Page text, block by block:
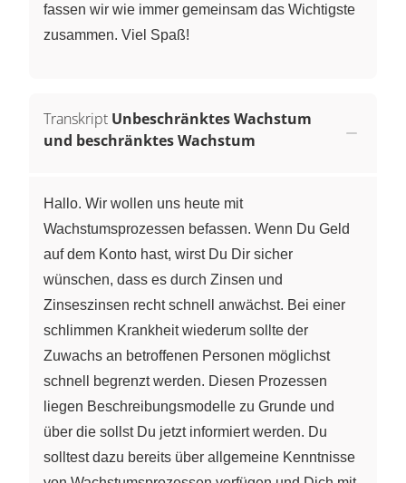
fassen wir wie immer gemeinsam das Wichtigste
zusammen. Viel Spaß!
Transkript Unbeschränktes Wachstum
und beschränktes Wachstum
Hallo. Wir wollen uns heute mit
Wachstumsprozessen befassen. Wenn Du Geld
auf dem Konto hast, wirst Du Dir sicher
wünschen, dass es durch Zinsen und
Zinseszinsen recht schnell anwächst. Bei einer
schlimmen Krankheit wiederum sollte der
Zuwachs an betroffenen Personen möglichst
schnell begrenzt werden. Diesen Prozessen
liegen Beschreibungsmodelle zu Grunde und
über die sollst Du jetzt informiert werden. Du
solltest dazu bereits über allgemeine Kenntnisse